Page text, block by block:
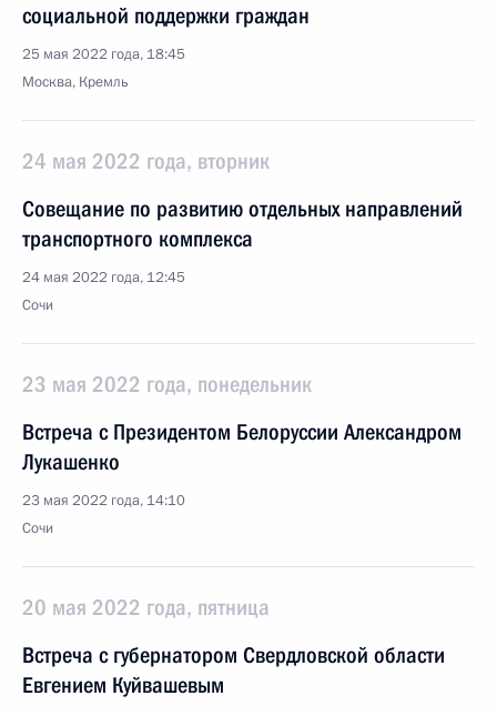
социальной поддержки граждан
25 мая 2022 года, 18:45
Москва, Кремль
24 мая 2022 года, вторник
Совещание по развитию отдельных направлений
транспортного комплекса
24 мая 2022 года, 12:45
Сочи
23 мая 2022 года, понедельник
Встреча с Президентом Белоруссии Александром
Лукашенко
23 мая 2022 года, 14:10
Сочи
20 мая 2022 года, пятница
Встреча с губернатором Свердловской области
Евгением Куйвашевым